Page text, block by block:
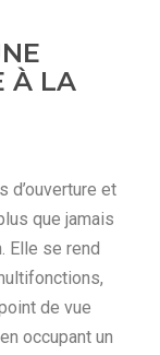
À LA
d’ouverture et
que jamais
Elle se rend
de vue
occupant un